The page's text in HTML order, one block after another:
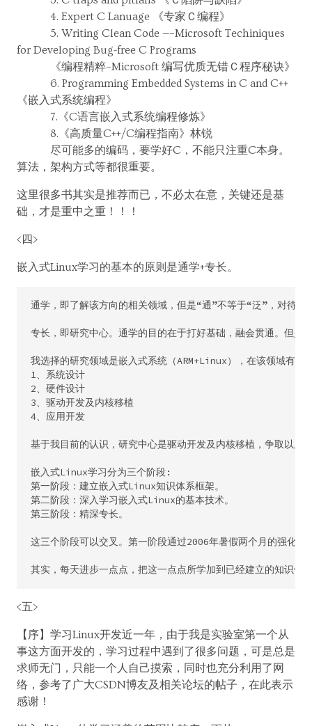
4. Expert C Lanuage 《专家Ｃ编程》
5. Writing Clean Code —–Microsoft Techiniques
for Developing Bug-free C Programs
《编程精粹–Microsoft 编写优质无错Ｃ程序秘诀》
6. Programming Embedded Systems in C and C++
《嵌入式系统编程》
7.《C语言嵌入式系统编程修炼》
8.《高质量C++/C编程指南》林锐
尽可能多的编码，要学好C，不能只注重C本身。
算法，架构方式等都很重要。
这里很多书其实是推荐而已，不必太在意，关键还是基
础，才是重中之重！！！
<四>
嵌入式Linux学习的基本的原则是通学+专长。
通学，即了解该方向的相关领域，但是“通”不等于“泛”，对待
专长，即研究中心。通学的目的在于打好基础，融会贯通。但
我选择的研究领域是嵌入式系统（ARM+Linux），在该领域有
1、系统设计
2、硬件设计
3、驱动开发及内核移植
4、应用开发
基于我目前的认识，研究中心是驱动开发及内核移植，争取以
嵌入式Linux学习分为三个阶段:
第一阶段：建立嵌入式Linux知识体系框架。
第二阶段：深入学习嵌入式Linux的基本技术。
第三阶段：精深专长。
这三个阶段可以交叉。第一阶段通过2006年暑假两个月的强化
<五>
【序】学习Linux开发近一年，由于我是实验室第一个从
事这方面开发的，学习过程中遇到了很多问题，可是总是
求师无门，只能一个人自己摸索，同时也充分利用了网
络，参考了广大CSDN博友及相关论坛的帖子，在此表示
感谢！